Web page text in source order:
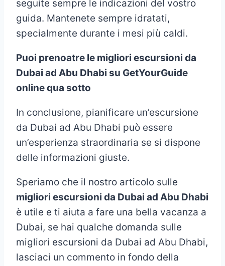
seguite sempre le indicazioni del vostro
guida. Mantenete sempre idratati,
specialmente durante i mesi più caldi.
Puoi prenoatre le migliori escursioni da
Dubai ad Abu Dhabi su GetYourGuide
online qua sotto
In conclusione, pianificare un’escursione
da Dubai ad Abu Dhabi può essere
un’esperienza straordinaria se si dispone
delle informazioni giuste.
Speriamo che il nostro articolo sulle
migliori escursioni da Dubai ad Abu Dhabi
è utile e ti aiuta a fare una bella vacanza a
Dubai, se hai qualche domanda sulle
migliori escursioni da Dubai ad Abu Dhabi,
lasciaci un commento in fondo della